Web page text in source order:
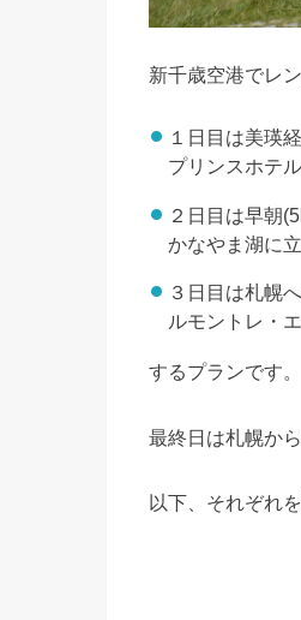
新千歳空港でレ
１日目は美瑛
プリンスホテ
２日目は早朝
かなやま湖に
３日目は札幌
ルモントレ・
するプランです。
最終日は札幌か
以下、それぞれ